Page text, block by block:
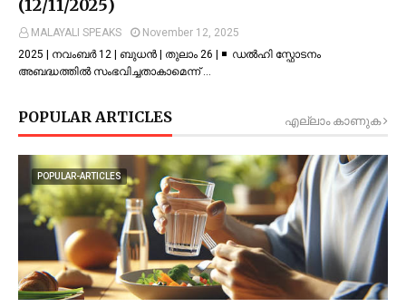
(12/11/2025)
MALAYALI SPEAKS
November 12, 2025
2025 | നവംബർ 12 | ബുധൻ | തുലാം 26 | ◾ ഡല്‍ഹി സ്ഫോടനം
അബദ്ധത്തില്‍ സംഭവിച്ചതാകാമെന്ന് …
POPULAR ARTICLES എല്ലാം കാണുക
POPULAR-ARTICLES